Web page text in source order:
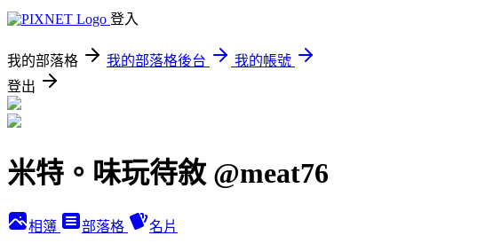
登入
我的部落格 我的部落格後台
我的帳號
登出
米特。味玩待敘 @meat76
相簿 部落格 名片